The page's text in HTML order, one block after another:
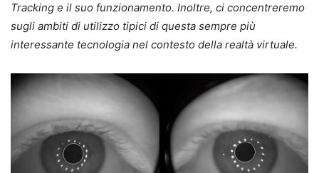
Tracking e il suo funzionamento. Inoltre, ci concentreremo
sugli ambiti di utilizzo tipici di questa sempre più
interessante tecnologia nel contesto della realtà virtuale.